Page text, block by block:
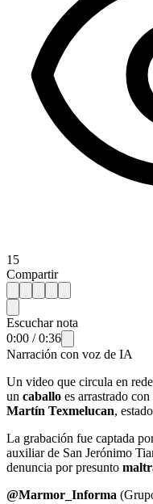
15
Compartir
Escuchar nota
0:00 /0:36
Narración con voz de IA
Un video que circula en
un caballo es arrastrado
Martín Texmelucan,
La grabación fue captada
auxiliar de San Jerónimo
denuncia por presunto
@Marmor_Informa